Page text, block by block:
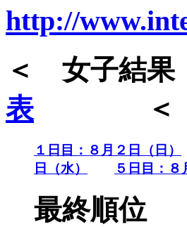
http://
＜ 女
表 ＜
１日目：８月２日（日）
日（水）
５日目：８
最終順位